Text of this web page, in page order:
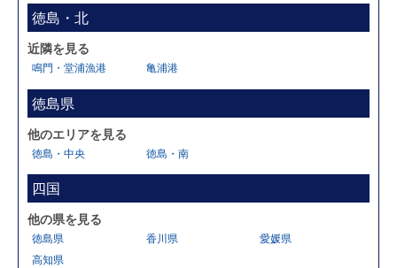
徳島・北
近隣を見る
鳴門・堂浦漁港 亀浦港
徳島県
他のエリアを見る
徳島・中央 徳島・南
四国
他の県を見る
徳島県 香川県
愛媛県
高知県